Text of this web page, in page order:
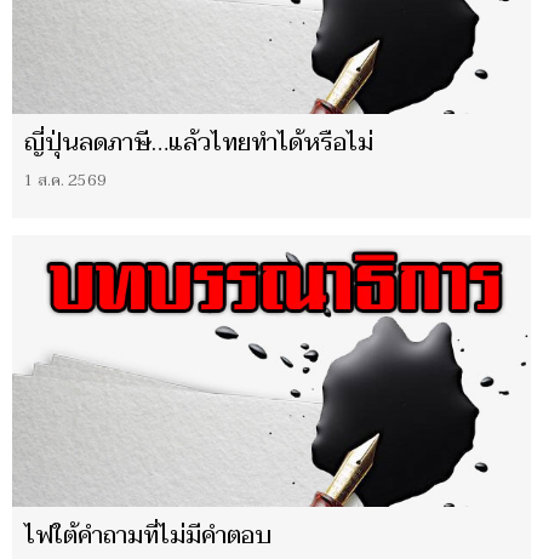
ญี่ปุ่นลดภาษี…แล้วไทยทำได้หรือไม่
1 ส.ค. 2569
ไฟใต้คำถามที่ไม่มีคำตอบ